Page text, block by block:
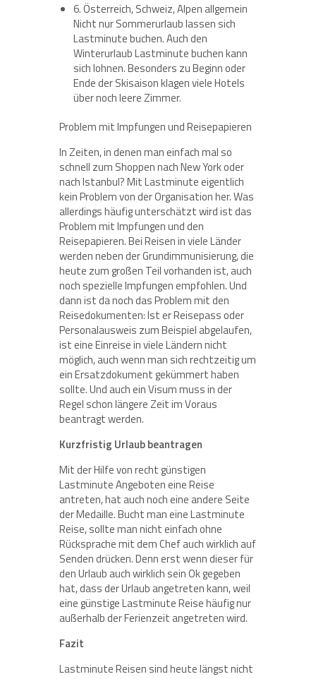
6. Österreich, Schweiz, Alpen allgemein
Nicht nur Sommerurlaub lassen sich
Lastminute buchen. Auch den
Winterurlaub Lastminute buchen kann
sich lohnen. Besonders zu Beginn oder
Ende der Skisaison klagen viele Hotels
über noch leere Zimmer.
Problem mit Impfungen und Reisepapieren
In Zeiten, in denen man einfach mal so
schnell zum Shoppen nach New York oder
nach Istanbul? Mit Lastminute eigentlich
kein Problem von der Organisation her. Was
allerdings häufig unterschätzt wird ist das
Problem mit Impfungen und den
Reisepapieren. Bei Reisen in viele Länder
werden neben der Grundimmunisierung, die
heute zum großen Teil vorhanden ist, auch
noch spezielle Impfungen empfohlen. Und
dann ist da noch das Problem mit den
Reisedokumenten: Ist er Reisepass oder
Personalausweis zum Beispiel abgelaufen,
ist eine Einreise in viele Ländern nicht
möglich, auch wenn man sich rechtzeitig um
ein Ersatzdokument gekümmert haben
sollte. Und auch ein Visum muss in der
Regel schon längere Zeit im Voraus
beantragt werden.
Kurzfristig Urlaub beantragen
Mit der Hilfe von recht günstigen
Lastminute Angeboten eine Reise
antreten, hat auch noch eine andere Seite
der Medaille. Bucht man eine Lastminute
Reise, sollte man nicht einfach ohne
Rücksprache mit dem Chef auch wirklich auf
Senden drücken. Denn erst wenn dieser für
den Urlaub auch wirklich sein Ok gegeben
hat, dass der Urlaub angetreten kann, weil
eine günstige Lastminute Reise häufig nur
außerhalb der Ferienzeit angetreten wird.
Fazit
Lastminute Reisen sind heute längst nicht